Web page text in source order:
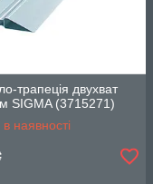
трапеція двухват
SIGMA (3715271)
наявності